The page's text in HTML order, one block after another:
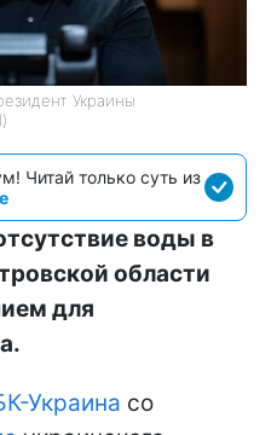
Украины
Читай только суть из
воды в
области
для
Украина со